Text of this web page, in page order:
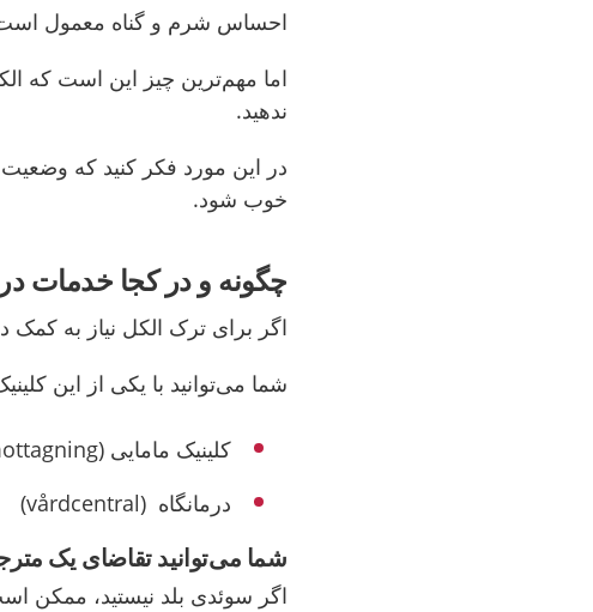
احساس شرم و گناه معمول
اما مهم‌ترین چیز این است که
ندهید.
در این مورد فکر کنید که وضعیت
خوب شود.
چگونه و در کجا خدمات
اگر برای ترک الکل نیاز به کمک
شما می‌توانید با یکی از این
کلینیک مامایی(barnmorskemottagning)
درمانگاه (vårdcentral)
شما می‌توانید تقاضای یک
اگر سوئدی بلد نیستید، ممکن